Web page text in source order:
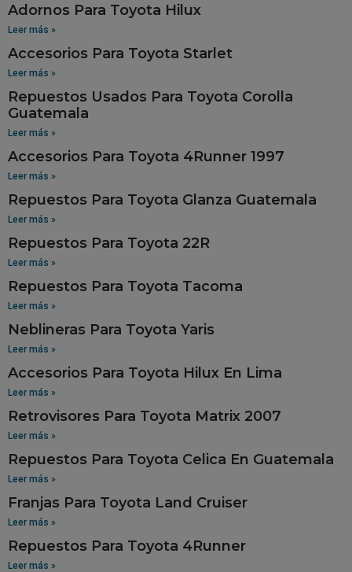
Adornos Para Toyota Hilux
Leer más »
Accesorios Para Toyota Starlet
Leer más »
Repuestos Usados Para Toyota Corolla
Guatemala
Leer más »
Accesorios Para Toyota 4Runner 1997
Leer más »
Repuestos Para Toyota Glanza Guatemala
Leer más »
Repuestos Para Toyota 22R
Leer más »
Repuestos Para Toyota Tacoma
Leer más »
Neblineras Para Toyota Yaris
Leer más »
Accesorios Para Toyota Hilux En Lima
Leer más »
Retrovisores Para Toyota Matrix 2007
Leer más »
Repuestos Para Toyota Celica En Guatemala
Leer más »
Franjas Para Toyota Land Cruiser
Leer más »
Repuestos Para Toyota 4Runner
Leer más »